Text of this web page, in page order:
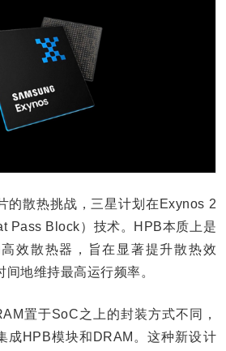
散热挑战，三星计划在Exynos 2
Pass Block）技术。HPB本质上是
效散热器，旨在显著提升散热效
地维持最高运行频率。
置于SoC之上的封装方式不同，
成HPB模块和DRAM。这种新设计